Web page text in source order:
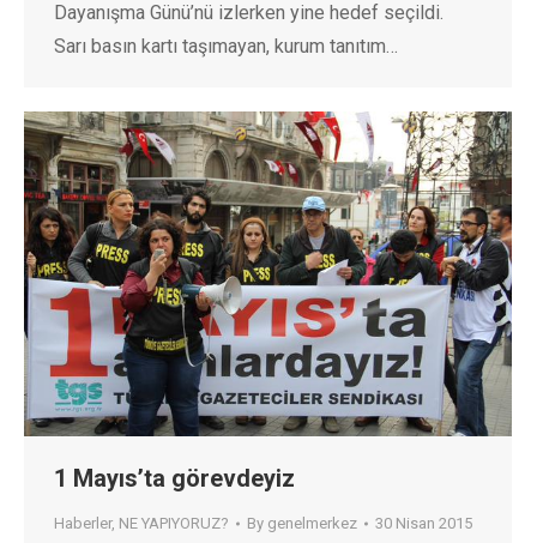
Dayanışma Günü’nü izlerken yine hedef seçildi.
Sarı basın kartı taşımayan, kurum tanıtım…
1 Mayıs’ta görevdeyiz
Haberler, NE YAPIYORUZ? By genelmerkez 30 Nisan 2015